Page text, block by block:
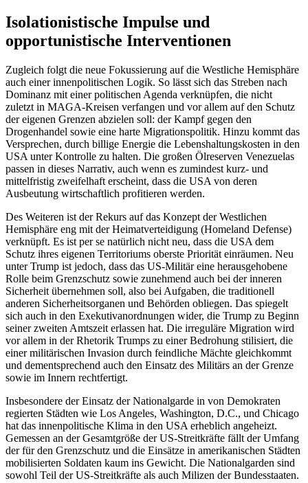
Isolationistische Impulse und
opportunistische Interventionen
Zugleich folgt die neue Fokussierung auf die Westliche Hemisphäre
auch einer innenpolitischen Logik. So lässt sich das Streben nach
Dominanz mit einer politischen Agenda verknüpfen, die nicht
zuletzt in MAGA-Kreisen verfangen und vor allem auf den Schutz
der eigenen Grenzen ab­zielen soll: der Kampf gegen den
Drogenhandel sowie eine harte Migrationspolitik. Hinzu kommt das
Versprechen, durch billige Energie die Lebens­haltungskosten in den
USA unter Kontrolle zu halten. Die großen Ölreserven Venezuelas
passen in dieses Narrativ, auch wenn es zumindest kurz- und
mittelfristig zweifelhaft erscheint, dass die USA von deren
Ausbeutung wirt­schaftlich profitieren werden.
Des Weiteren ist der Rekurs auf das Kon­zept der Westlichen
Hemisphäre eng mit der Heimatverteidigung (Homeland Defense)
verknüpft. Es ist per se natürlich nicht neu, dass die USA dem
Schutz ihres eigenen Territoriums oberste Priorität ein­räumen. Neu
unter Trump ist jedoch, dass das US-Militär eine herausgehobene
Rolle beim Grenzschutz sowie zunehmend auch bei der inneren
Sicherheit übernehmen soll, also bei Aufgaben, die traditionell
anderen Sicherheitsorganen und Behörden obliegen. Das spiegelt
sich auch in den Exekutivanordnungen wider, die Trump zu Beginn
seiner zweiten Amtszeit erlassen hat. Die irreguläre Migration wird
vor allem in der Rhetorik Trumps zu einer Bedrohung stilisiert, die
einer militärischen Invasion durch feind­liche Mächte gleichkommt
und dementsprechend auch den Einsatz des Militärs an der Grenze
sowie im Innern rechtfertigt.
Insbesondere der Einsatz der Nationalgarde in von Demokraten
regierten Städten wie Los Angeles, Washington, D.C., und Chicago
hat das innenpolitische Klima in den USA erheblich angeheizt.
Gemessen an der Gesamtgröße der US-Streitkräfte fällt der Umfang
der für den Grenzschutz und die Einsätze in amerikanischen Städten
mobi­lisierten Soldaten kaum ins Gewicht. Die Nationalgarden sind
sowohl Teil der US-Streit­kräfte als auch Milizen der Bundes­staaten.